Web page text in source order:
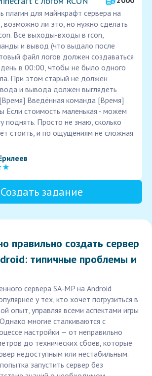
плагин для майнкрафт сервера на
возможно ли это, но нужно сделать
Все выходы-входы в rcon,
и вывод (что выдало после
файл логов должен создаваться
в 00:00, чтобы не было одного
При этом старый не должен
и вывода должен выглядеть
Введённая команда [Время]
Если стоимость маленькая - можем
поднять. Просто не знаю, сколько
стоить, и по ощущениям не сложная
Создать задание
правильно создать сервер
типичные проблемы и
сервера SA-MP на Android
у тех, кто хочет погрузиться в
опыт, управляя всеми аспектами игры
многие сталкиваются с
настройки — от неправильно
до технических сбоев, которые
недоступным или нестабильным.
запустить сервер без